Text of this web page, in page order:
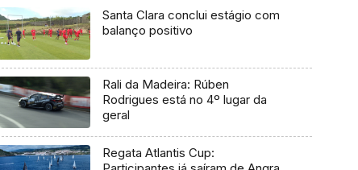
Santa Clara conclui estágio com
balanço positivo
Rali da Madeira: Rúben
Rodrigues está no 4º lugar da
geral
Regata Atlantis Cup: